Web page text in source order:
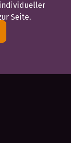
individueller
Seite.